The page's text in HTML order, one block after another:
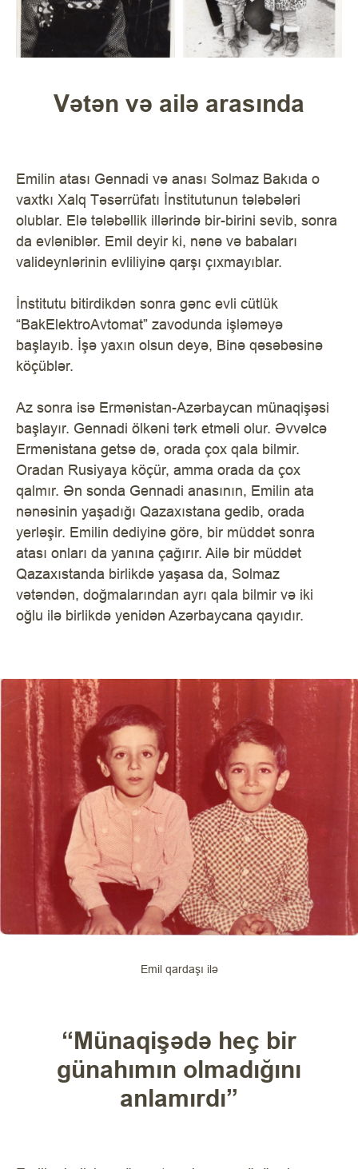
Vətən və ailə arasında
Emilin atası Gennadi və anası Solmaz Bakıda o
vaxtkı Xalq Təsərrüfatı İnstitutunun tələbələri
olublar. Elə tələbəllik illərində bir-birini sevib, sonra
da evləniblər. Emil deyir ki, nənə və babaları
valideynlərinin evliliyinə qarşı çıxmayıblar.
İnstitutu bitirdikdən sonra gənc evli cütlük
“BakElektroAvtomat” zavodunda işləməyə
başlayıb. İşə yaxın olsun deyə, Binə qəsəbəsinə
köçüblər.
Az sonra isə Ermənistan-Azərbaycan münaqişəsi
başlayır. Gennadi ölkəni tərk etməli olur. Əvvəlcə
Ermənistana getsə də, orada çox qala bilmir.
Oradan Rusiyaya köçür, amma orada da çox
qalmır. Ən sonda Gennadi anasının, Emilin ata
nənəsinin yaşadığı Qazaxıstana gedib, orada
yerləşir. Emilin dediyinə görə, bir müddət sonra
atası onları da yanına çağırır. Ailə bir müddət
Qazaxıstanda birlikdə yaşasa da, Solmaz
vətəndən, doğmalarından ayrı qala bilmir və iki
oğlu ilə birlikdə yenidən Azərbaycana qayıdır.
Emil qardaşı ilə
“Münaqişədə heç bir
günahımın olmadığını
anlamırdı”